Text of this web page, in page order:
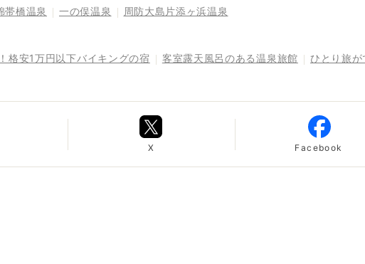
帯橋温泉 一の俣温泉 周防大島片添ヶ浜温泉
格安1万円以下バイキングの宿 客室露天風呂のある温泉旅館 ひとり旅が
X Facebook